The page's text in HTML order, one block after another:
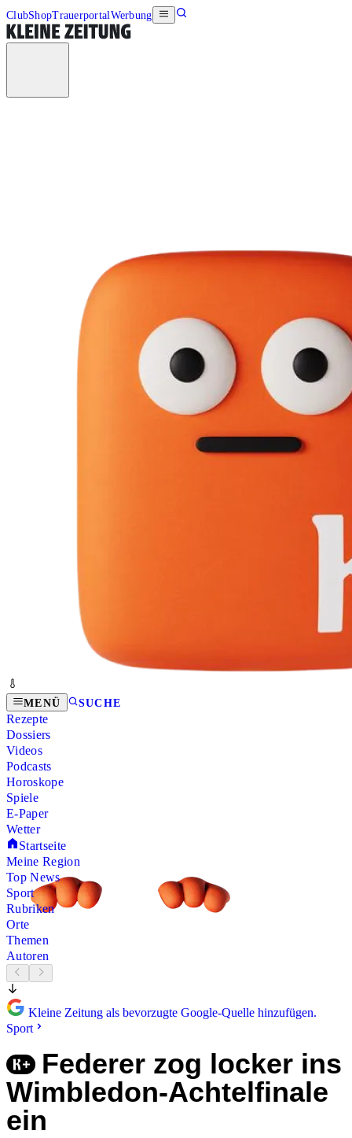
ClubShopTrauerportalWerbung
MENÜ SUCHE
Rezepte
Dossiers
Videos
Podcasts
Horoskope
Spiele
E-Paper
Wetter
Startseite
Meine Region
Top News
Sport
Rubriken
Orte
Themen
Autoren
Kleine Zeitung als bevorzugte Google-Quelle hinzufügen.
Sport
Federer zog locker ins
Wimbledon-Achtelfinale
ein